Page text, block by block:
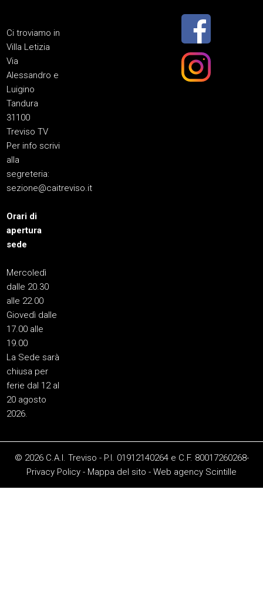
Ci troviamo in
Villa Letizia
Via
Alessandro e
Luigino
Tandura
31100
Treviso TV
Per info scrivi
alla
segreteria:
sezione@caitreviso.it
Orari di
apertura
sede
Mercoledì
dalle 20.30
alle 22.00
Giovedì dalle
17.00 alle
19.00
La Sede sarà
chiusa per
ferie dal 12 al
20 agosto
2026.
© 2026 C.A.I. Treviso - P.I. 01912140264 e C.F. 80017260268-
Privacy Policy - Mappa del sito - Web agency Scintille